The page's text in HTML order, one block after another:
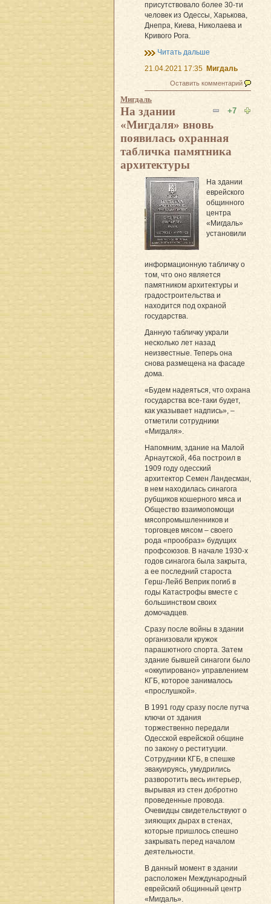
присутствовало более 30-ти
человек из Одессы, Харькова,
Днепра, Киева, Николаева и
Кривого Рога.
Читать дальше
21.04.2021 17:35 Мигдаль
Оставить комментарий
Мигдаль
+7
На здании
«Мигдаля» вновь
появилась охранная
табличка памятника
архитектуры
На здании
еврейского
общинного
центра
«Мигдаль»
установили
информационную табличку о
том, что оно является
памятником архитектуры и
градостроительства и
находится под охраной
государства.
Данную табличку украли
несколько лет назад
неизвестные. Теперь она
снова размещена на фасаде
дома.
«Будем надеяться, что охрана
государства все-таки будет,
как указывает надпись», –
отметили сотрудники
«Мигдаля».
Напомним, здание на Малой
Арнаутской, 46а построил в
1909 году одесский
архитектор Семен Ландесман,
в нем находилась синагога
рубщиков кошерного мяса и
Общество взаимопомощи
мясопромышленников и
торговцев мясом – своего
рода «прообраз» будущих
профсоюзов. В начале 1930-х
годов синагога была закрыта,
а ее последний староста
Герш-Лейб Веприк погиб в
годы Катастрофы вместе с
большинством своих
домочадцев.
Сразу после войны в здании
организовали кружок
парашютного спорта. Затем
здание бывшей синагоги было
«оккупировано» управлением
КГБ, которое занималось
«прослушкой».
В 1991 году сразу после путча
ключи от здания
торжественно передали
Одесской еврейской общине
по закону о реституции.
Сотрудники КГБ, в спешке
эвакуируясь, умудрились
разворотить весь интерьер,
вырывая из стен добротно
проведенные провода.
Очевидцы свидетельствуют о
зияющих дырах в стенах,
которые пришлось спешно
закрывать перед началом
деятельности.
В данный момент в здании
расположен Международный
еврейский общинный центр
«Мигдаль».